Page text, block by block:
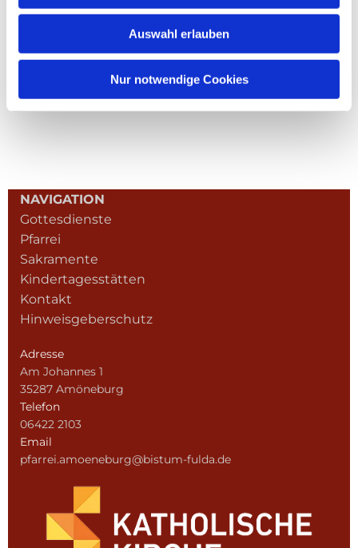
Auswahl erlauben
Nur notwendige Cookies
NAVIGATION
Gottesdienste
Pfarrei
Sakramente
Kindertagesstätten
Kontakt
Hinweisgeberschutz
Adresse
Am Johannes 1
35287 Amöneburg
Telefon
06422 2103
Email
pfarrei.amoeneburg@bistum-fulda.de